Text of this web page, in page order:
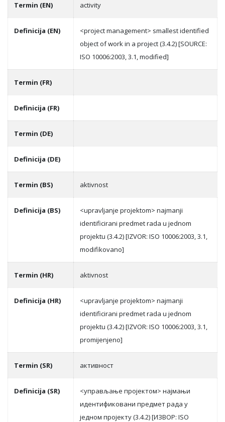
Termin (EN) activity
Definicija (EN)
<project management> smallest identified
object of work in a project (3.4.2) [SOURCE:
ISO 10006:2003, 3.1, modified]
Termin (FR)
Definicija (FR)
Termin (DE)
Definicija (DE)
Termin (BS) aktivnost
Definicija (BS)
<upravljanje projektom> najmanji
identificirani predmet rada u jednom
projektu (3.4.2) [IZVOR: ISO 10006:2003, 3.1,
modifikovano]
Termin (HR) aktivnost
Definicija (HR)
<upravljanje projektom> najmanji
identificirani predmet rada u jednom
projektu (3.4.2) [IZVOR: ISO 10006:2003, 3.1,
promijenjeno]
Termin (SR) aктивнoст
Definicija (SR)
<упрaвљaњe прojeктoм> нajмaњи
идeнтификoвaни прeдмeт рaдa у
jeднoм прojeкту (3.4.2) [ИЗВOР: ISO